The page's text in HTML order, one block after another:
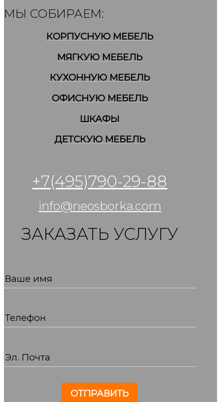
МЫ СОБИРАЕМ:
КОРПУСНУЮ МЕБЕЛЬ
МЯГКУЮ МЕБЕЛЬ
КУХОННУЮ МЕБЕЛЬ
ОФИСНУЮ МЕБЕЛЬ
ШКАФЫ
ДЕТСКУЮ МЕБЕЛЬ
+7(495)790-29-88
info@neosborka.com
ЗАКАЗАТЬ УСЛУГУ
Ваше имя
Телефон
Эл. Почта
ОТПРАВИТЬ